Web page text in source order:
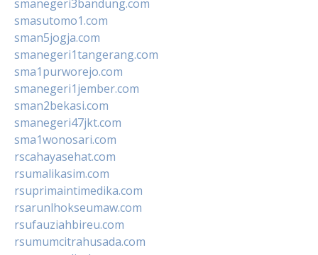
smanegeri3bandung.com
smasutomo1.com
sman5jogja.com
smanegeri1tangerang.com
sma1purworejo.com
smanegeri1jember.com
sman2bekasi.com
smanegeri47jkt.com
sma1wonosari.com
rscahayasehat.com
rsumalikasim.com
rsuprimaintimedika.com
rsarunlhokseumaw.com
rsufauziahbireu.com
rsumumcitrahusada.com